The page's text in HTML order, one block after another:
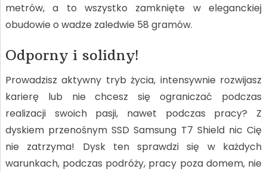
metrów, a to wszystko zamknięte w eleganckiej
obudowie o wadze zaledwie 58 gramów.
Odporny i solidny!
Prowadzisz aktywny tryb życia, intensywnie rozwijasz
karierę lub nie chcesz się ograniczać podczas
realizacji swoich pasji, nawet podczas pracy? Z
dyskiem przenośnym SSD Samsung T7 Shield nic Cię
nie zatrzyma! Dysk ten sprawdzi się w każdych
warunkach, podczas podróży, pracy poza domem, nie